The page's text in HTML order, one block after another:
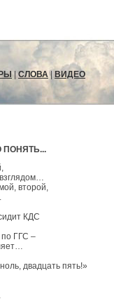
СЛОВА| ВИДЕО
второй,
КДС
по ГГС –
двадцать пять!»